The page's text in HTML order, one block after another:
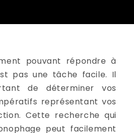
pouvant répondre à
pas une tâche facile. Il
de déterminer vos
représentant vos
Cette recherche qui
peut facilement